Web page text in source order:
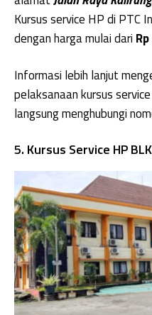
Kursus service HP di PTC
dengan harga mulai dari
Informasi lebih lanjut
pelaksanaan kursus
langsung menghubungi
5. Kursus Service HP